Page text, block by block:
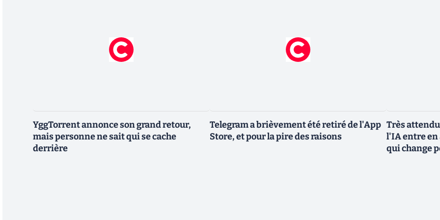
YggTorrent annonce son grand retour,
mais personne ne sait qui se cache
derrière
Telegram a brièvement été retiré de l'App
Store, et pour la pire des raisons
Très
l'IA entre en
qui change